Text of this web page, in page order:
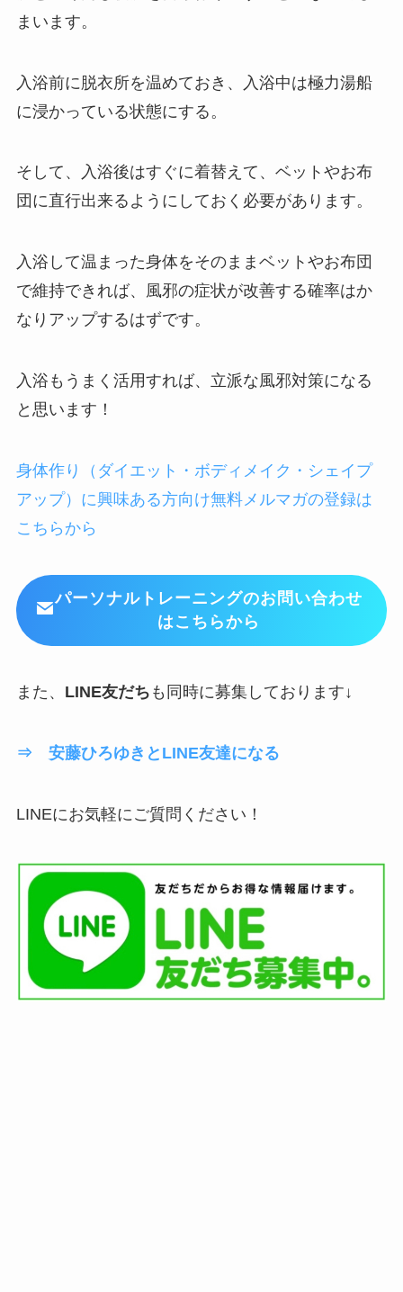
まいます。
入浴前に脱衣所を温めておき、入浴中は極力湯船
に浸かっている状態にする。
そして、入浴後はすぐに着替えて、ベットやお布
団に直行出来るようにしておく必要があります。
入浴して温まった身体をそのままベットやお布団
で維持できれば、風邪の症状が改善する確率はか
なりアップするはずです。
入浴もうまく活用すれば、立派な風邪対策になる
と思います！
身体作り（ダイエット・ボディメイク・シェイプ
アップ）に興味ある方向け無料メルマガの登録は
こちらから
パーソナルトレーニングのお問い合わせ
はこちらから
また、 LINE友だち も同時に募集しております↓
⇒ 安藤ひろゆきとLINE友達になる
LINEにお気軽にご質問ください！